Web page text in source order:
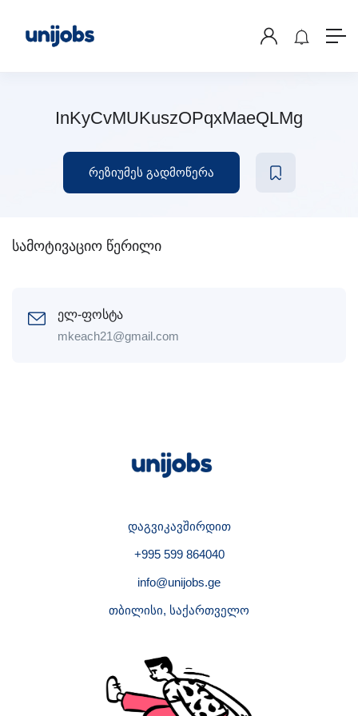
InKyCvMUKuszOPqxMaeQLMg
რეზიუმეს გადმოწერა
სამოტივაციო წერილი
ელ-ფოსტა
mkeach21@gmail.com
დაგვიკავშირდით
+995 599 864040
info@unijobs.ge
თბილისი, საქართველო